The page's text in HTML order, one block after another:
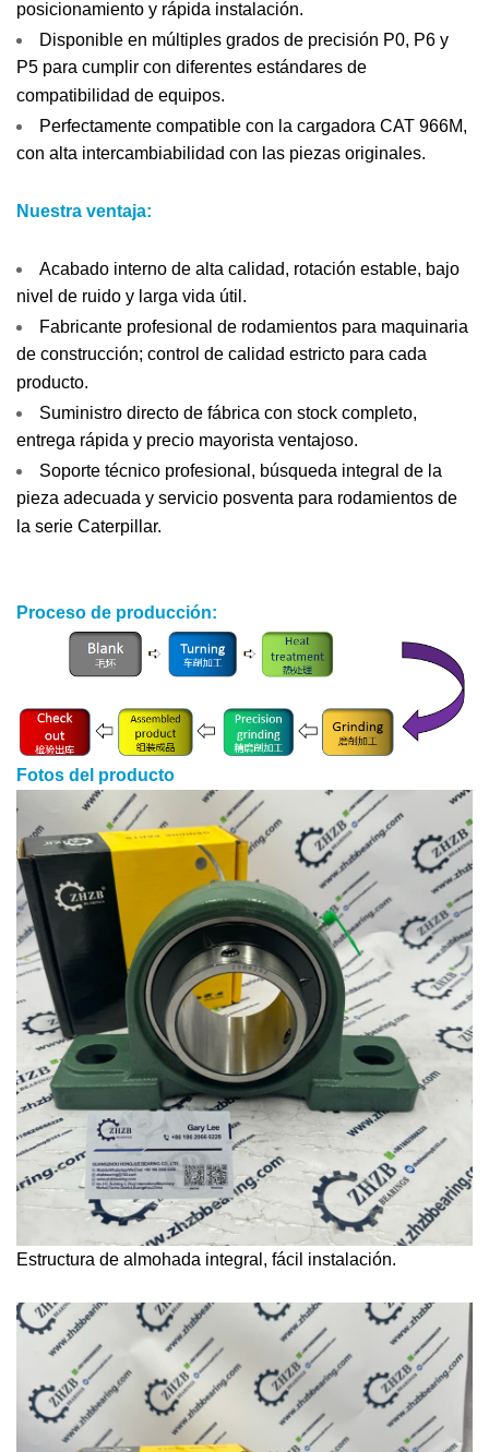
posicionamiento y rápida instalación.
Disponible en múltiples grados de precisión P0, P6 y
P5 para cumplir con diferentes estándares de
compatibilidad de equipos.
Perfectamente compatible con la cargadora CAT 966M,
con alta intercambiabilidad con las piezas originales.
Nuestra ventaja:
Acabado interno de alta calidad, rotación estable, bajo
nivel de ruido y larga vida útil.
Fabricante profesional de rodamientos para maquinaria
de construcción; control de calidad estricto para cada
producto.
Suministro directo de fábrica con stock completo,
entrega rápida y precio mayorista ventajoso.
Soporte técnico profesional, búsqueda integral de la
pieza adecuada y servicio posventa para rodamientos de
la serie Caterpillar.
Proceso de producción:
Fotos del producto
Estructura de almohada integral, fácil instalación.